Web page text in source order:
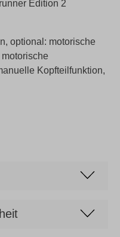
Edition 2
optional: motorische
Kopfteilfunktion,